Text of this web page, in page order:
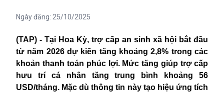
Ngày đăng: 25/10/2025
(TAP) - Tại Hoa Kỳ, trợ cấp an sinh xã hội bắt đầu
từ năm 2026 dự kiến tăng khoảng 2,8% trong các
khoản thanh toán phúc lợi. Mức tăng giúp trợ cấp
hưu trí cá nhân tăng trung bình khoảng 56
USD/tháng. Mặc dù thông tin này tạo hiệu ứng tích